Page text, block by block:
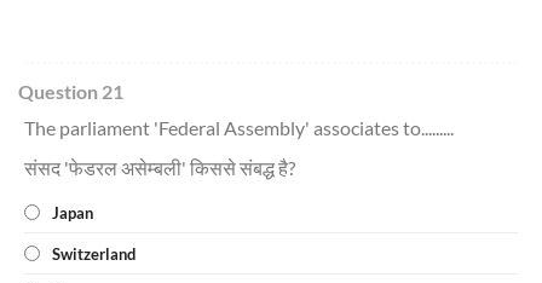
Question 21
The parliament 'Federal Assembly' associates to.........
संसद 'फेडरल असेम्बली' किससे संबद्ध है?
Japan
Switzerland